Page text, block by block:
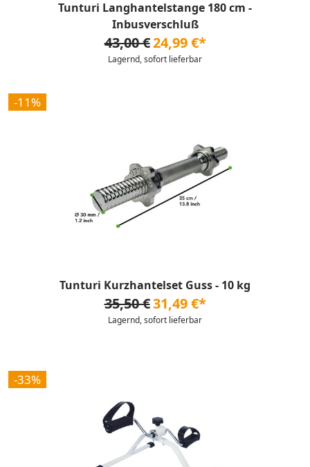
Tunturi Langhantelstange 180 cm -
Inbusverschluß
43,00 €24,99 €*
Lagernd, sofort lieferbar
-11%
Tunturi Kurzhantelset Guss - 10 kg
35,50 €31,49 €*
Lagernd, sofort lieferbar
-33%